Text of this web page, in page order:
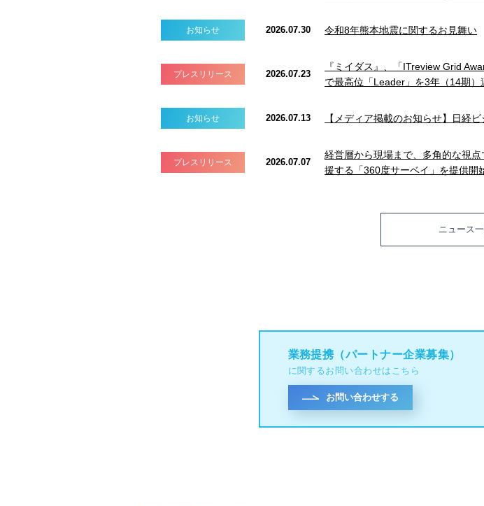
お知らせ 2026.07.30 令和8年熊本地震に関するお見舞い
プレスリリース 2026.07.23
『ミイダス』、「ITreview Grid
で最高位「Leader」を3年（14期）
お知らせ 2026.07.13 【メディア掲載のお知らせ】日経
プレスリリース 2026.07.07
経営層から現場まで、多角的な視
援する「360度サーベイ」を提供開
ニュース
業務提携（パートナー企業募集）
に関するお問い合わせはこちら
お問い合わせする